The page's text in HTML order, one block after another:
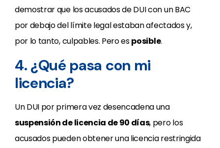
demostrar que los acusados de DUI con un BAC
por debajo del límite legal estaban afectados y,
por lo tanto, culpables. Pero esposible.
4. ¿Qué pasa con mi
licencia?
Un DUI por primera vez desencadena una
suspensión de licencia de 90 días, pero los
acusadospueden obtener una licencia restringida